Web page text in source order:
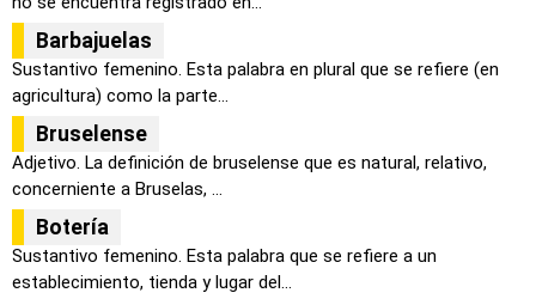
Barbajuelas
Sustantivo femenino. Esta palabra en plural que se refiere (en
agricultura) como la parte...
Bruselense
Adjetivo. La definición de bruselense que es natural, relativo,
concerniente a Bruselas, ...
Botería
Sustantivo femenino. Esta palabra que se refiere a un
establecimiento, tienda y lugar del...